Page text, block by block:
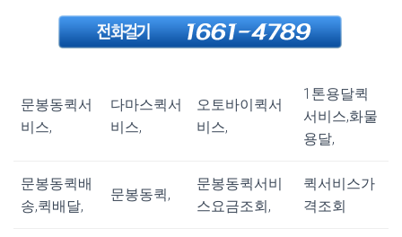
문봉동퀵서
비스,
다마스퀵서
비스,
오토바이퀵서
비스,
1톤용달퀵
서비스,화물
용달,
문봉동퀵배
송,퀵배달,
문봉동퀵,
문봉동퀵서비
스요금조회,
퀵서비스가
격조회